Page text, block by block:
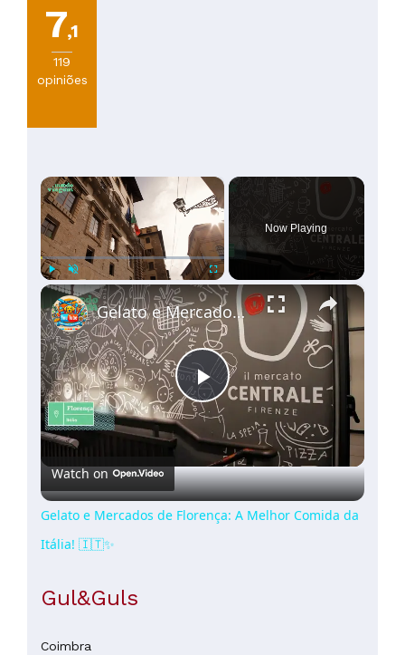
7,1
119
opiniões
×
Play Unmute Fullscreen
Now Playing
×
Play
Video
Gelato e Mercados de Florença: A Melhor Comida da Itália! 🇮🇹✨
Watch on
Gelato e Mercados de Florença: A Melhor Comida da
Itália! 🇮🇹✨
Gul&Guls
Coimbra